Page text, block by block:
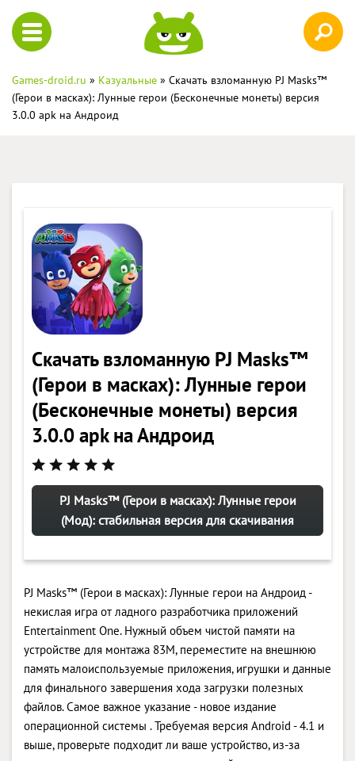
Games-droid.ru » Казуальные » Скачать взломанную PJ Masks™
(Герои в масках): Лунные герои (Бесконечные монеты) версия
3.0.0 apk на Андроид
Скачать взломанную PJ Masks™
(Герои в масках): Лунные герои
(Бесконечные монеты) версия
3.0.0 apk на Андроид
PJ Masks™ (Герои в масках): Лунные герои
(Мод): стабильная версия для скачивания
PJ Masks™ (Герои в масках): Лунные герои на Андроид -
некислая игра от ладного разработчика приложений
Entertainment One. Нужный объем чистой памяти на
устройстве для монтажа 83M, переместите на внешнюю
память малоиспользуемые приложения, игрушки и данные
для финального завершения хода загрузки полезных
файлов. Самое важное указание - новое издание
операционной системы . Требуемая версия Android - 4.1 и
выше, проверьте подходит ли ваше устройство, из-за